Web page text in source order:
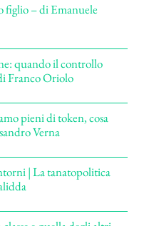
figlio – di Emanuele
quando il controllo
Franco Oriolo
pieni di token, cosa
Verna
| La tanatopolitica